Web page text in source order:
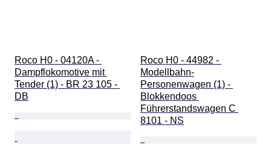
Roco H0 - 04120A -
Dampflokomotive mit
Tender (1) - BR 23 105 -
DB
Roco H0 - 44982 -
Modellbahn-
Personenwagen (1) -
Blokkendoos
Führerstandswagen C
8101 - NS